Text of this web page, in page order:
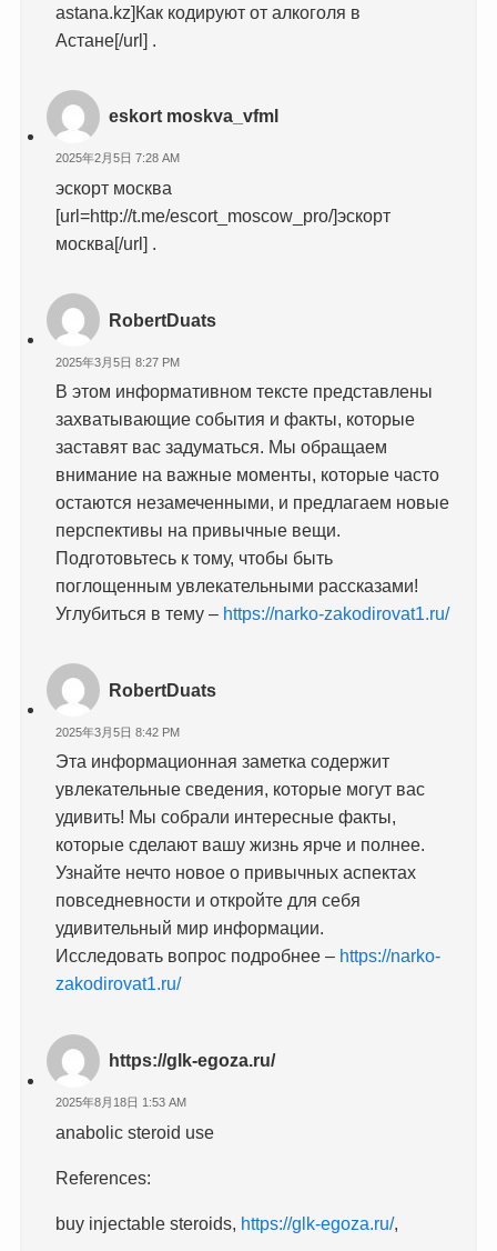
astana.kz]Как кодируют от алкоголя в
Астане[/url] .
eskort moskva_vfml
2025年2月5日 7:28 AM
эскорт москва
[url=http://t.me/escort_moscow_pro/]эскорт
москва[/url] .
RobertDuats
2025年3月5日 8:27 PM
В этом информативном тексте представлены
захватывающие события и факты, которые
заставят вас задуматься. Мы обращаем
внимание на важные моменты, которые часто
остаются незамеченными, и предлагаем новые
перспективы на привычные вещи.
Подготовьтесь к тому, чтобы быть
поглощенным увлекательными рассказами!
Углубиться в тему – https://narko-zakodirovat1.ru/
RobertDuats
2025年3月5日 8:42 PM
Эта информационная заметка содержит
увлекательные сведения, которые могут вас
удивить! Мы собрали интересные факты,
которые сделают вашу жизнь ярче и полнее.
Узнайте нечто новое о привычных аспектах
повседневности и откройте для себя
удивительный мир информации.
Исследовать вопрос подробнее – https://narko-
zakodirovat1.ru/
https://glk-egoza.ru/
2025年8月18日 1:53 AM
anabolic steroid use
References:
buy injectable steroids, https://glk-egoza.ru/,